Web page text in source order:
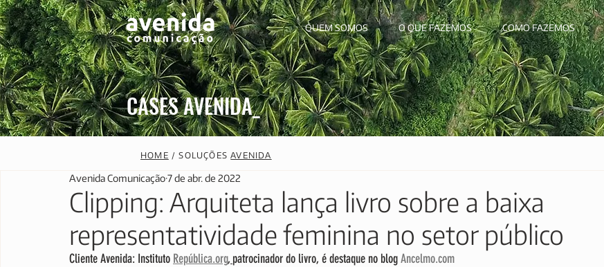
QUEM SOMOS O QUE FAZEMOS COMO FAZEMOS
CASES AVENIDA_
Clipping: Arquiteta lança livro sobre a baixa
representatividade feminina no setor público
Avenida Comunicação7 de abr. de 2022
Cliente Avenida: Instituto República.org, patrocinador do livro, é destaque no blog Ancelmo.com
HOME / SOLUÇÕESAVENIDA